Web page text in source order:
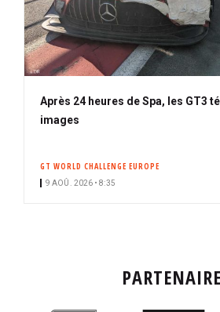
Après 24 heures de Spa, les GT3
images
GT WORLD CHALLENGE EUROPE
9 AOÛ. 2026 • 8:35